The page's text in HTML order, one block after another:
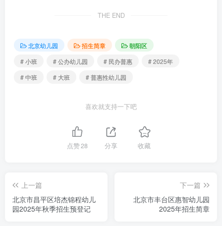
THE END
北京幼儿园 招生简章
朝阳区
# 小班
# 公办幼儿园 # 民办普惠
# 2025年
# 中班
# 大班 # 普惠性幼儿园
喜欢就支持一下吧
点赞28 分享 收藏
上一篇
北京市昌平区培杰锦程幼儿
园2025年秋季招生预登记
下一篇
北京市丰台区惠智幼儿园
2025年招生简章